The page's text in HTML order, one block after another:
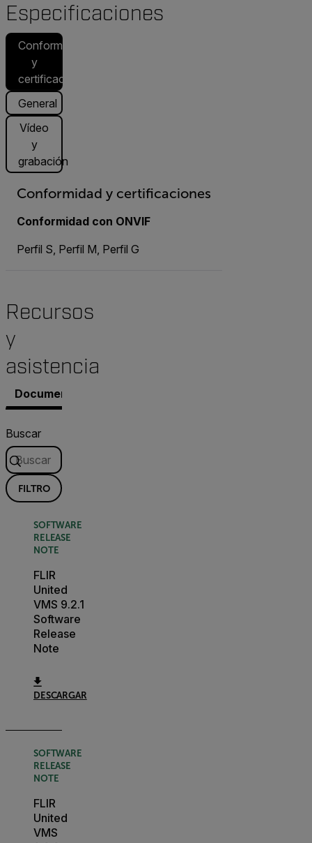
Especificaciones
Conformidad
y
certificaciones
General
Vídeo
y
grabación
Conformidad y certificaciones
Conformidad con ONVIF
Perfil S, Perfil M, Perfil G
Recursos
y
asistencia
Documentos
Buscar
FILTRO
SOFTWARE
RELEASE
NOTE
FLIR
United
VMS 9.2.1
Software
Release
Note
DESCARGAR
SOFTWARE
RELEASE
NOTE
FLIR
United
VMS